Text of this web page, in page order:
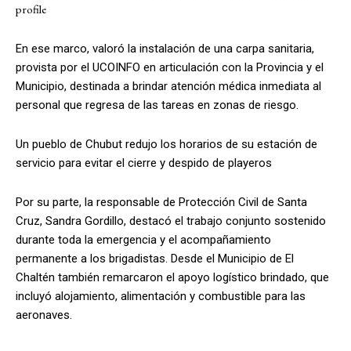
profile
En ese marco, valoró la instalación de una carpa sanitaria,
provista por el UCOINFO en articulación con la Provincia y el
Municipio, destinada a brindar atención médica inmediata al
personal que regresa de las tareas en zonas de riesgo.
Un pueblo de Chubut redujo los horarios de su estación de
servicio para evitar el cierre y despido de playeros
Por su parte, la responsable de Protección Civil de Santa
Cruz, Sandra Gordillo, destacó el trabajo conjunto sostenido
durante toda la emergencia y el acompañamiento
permanente a los brigadistas. Desde el Municipio de El
Chaltén también remarcaron el apoyo logístico brindado, que
incluyó alojamiento, alimentación y combustible para las
aeronaves.